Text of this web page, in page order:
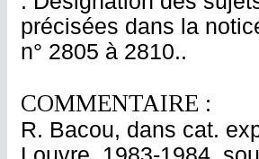
précisées dans la
n° 2805 à 2810..
COMMENTAIRE :
R. Bacou, dans cat.